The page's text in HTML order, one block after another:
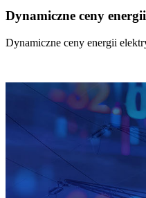
Dynamiczne ceny
Dynamiczne ceny energii